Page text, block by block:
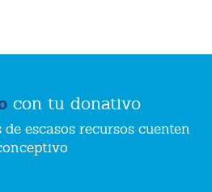
con tu donativo
escasos recursos cuenten